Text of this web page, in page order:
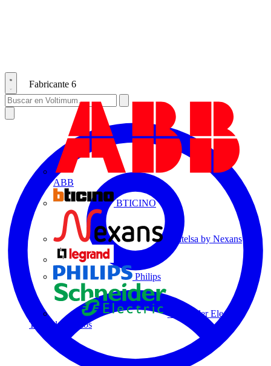
Fabricante 6
ABB
BTICINO
Centelsa by Nexans
Philips
Schneider Electric
Todos los socios